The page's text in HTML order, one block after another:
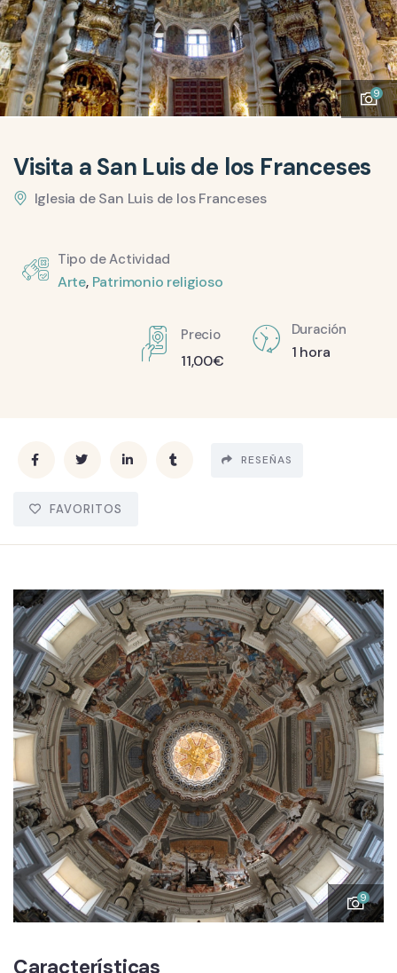
9
Visita a San Luis de los Franceses
Iglesia de San Luis de los Franceses
Tipo de Actividad
Arte, Patrimonio religioso
Precio
11,00€
Duración
1 hora
RESEÑAS
FAVORITOS
9
Características